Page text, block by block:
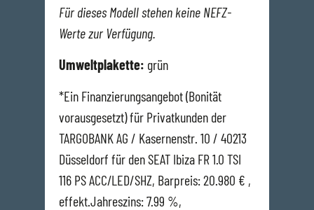
Für dieses Modell stehen keine NEFZ-
Werte zur Verfügung.
Umweltplakette: grün
*Ein Finanzierungsangebot (Bonität
vorausgesetzt) für Privatkunden der
TARGOBANK AG / Kasernenstr. 10 / 40213
Düsseldorf für den SEAT Ibiza FR 1.0 TSI
116 PS ACC/LED/SHZ, Barpreis: 20.980 € ,
effekt.Jahreszins: 7.99 %,